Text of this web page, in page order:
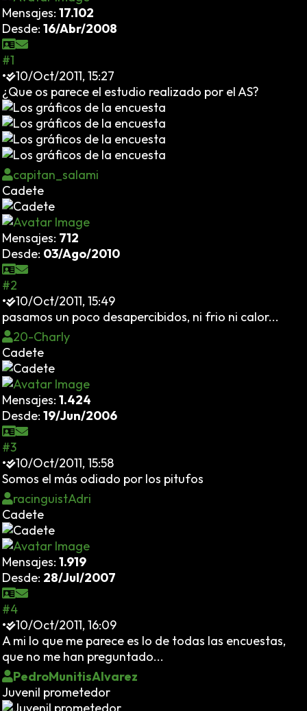
Mensajes: 17.102
Desde: 16/Abr/2008
#1
•
10/Oct/2011, 15:27
¿Que os parece el estudio realizado por el AS?
capitan_salami
Cadete
Mensajes: 712
Desde: 03/Ago/2010
#2
•
10/Oct/2011, 15:49
pasamos un poco desapercibidos, ni frio ni calor...
20-Charly
Cadete
Mensajes: 1.424
Desde: 19/Jun/2006
#3
•
10/Oct/2011, 15:58
Somos el más odiado por los pitufos
racinguistAdri
Cadete
Mensajes: 1.919
Desde: 28/Jul/2007
#4
•
10/Oct/2011, 16:09
A mi lo que me parece es lo de todas las encuestas,
que no me han preguntado...
PedroMunitisAlvarez
Juvenil prometedor